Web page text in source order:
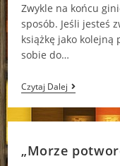
Zwykle na końcu
sposób. Jeśli jesteś
książkę jako kolejną
sobie do…
Czytaj DalejŚwiat
Herosów
W
Pigułce
„Morze